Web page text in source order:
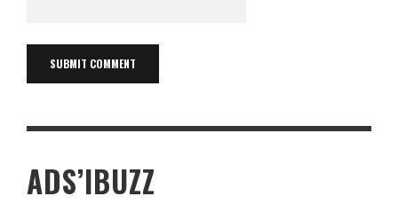
ADS’IBUZZ